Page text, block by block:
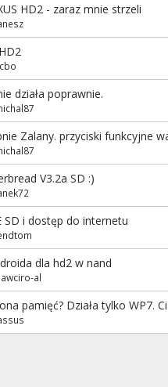
HD2 - zaraz mnie strzeli
działa poprawnie.
Zalany. przyciski funkcyjne
V3.2a SD :)
SD i dostęp do internetu
dla hd2 w nand
al
pamięć? Działa tylko WP7.